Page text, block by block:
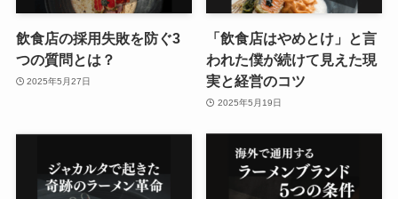
飲食店の採用失敗を防ぐ3
つの質問とは？
2025年5月27日
「飲食店はやめとけ」と言
われた僕が続けて見えた現
実と経営のコツ
2025年5月19日